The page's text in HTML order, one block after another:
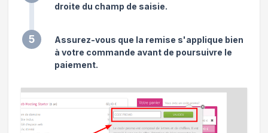
droite du champ de saisie.
5
Assurez-vous que la remise s'applique bien
à votre commande avant de poursuivre le
paiement.